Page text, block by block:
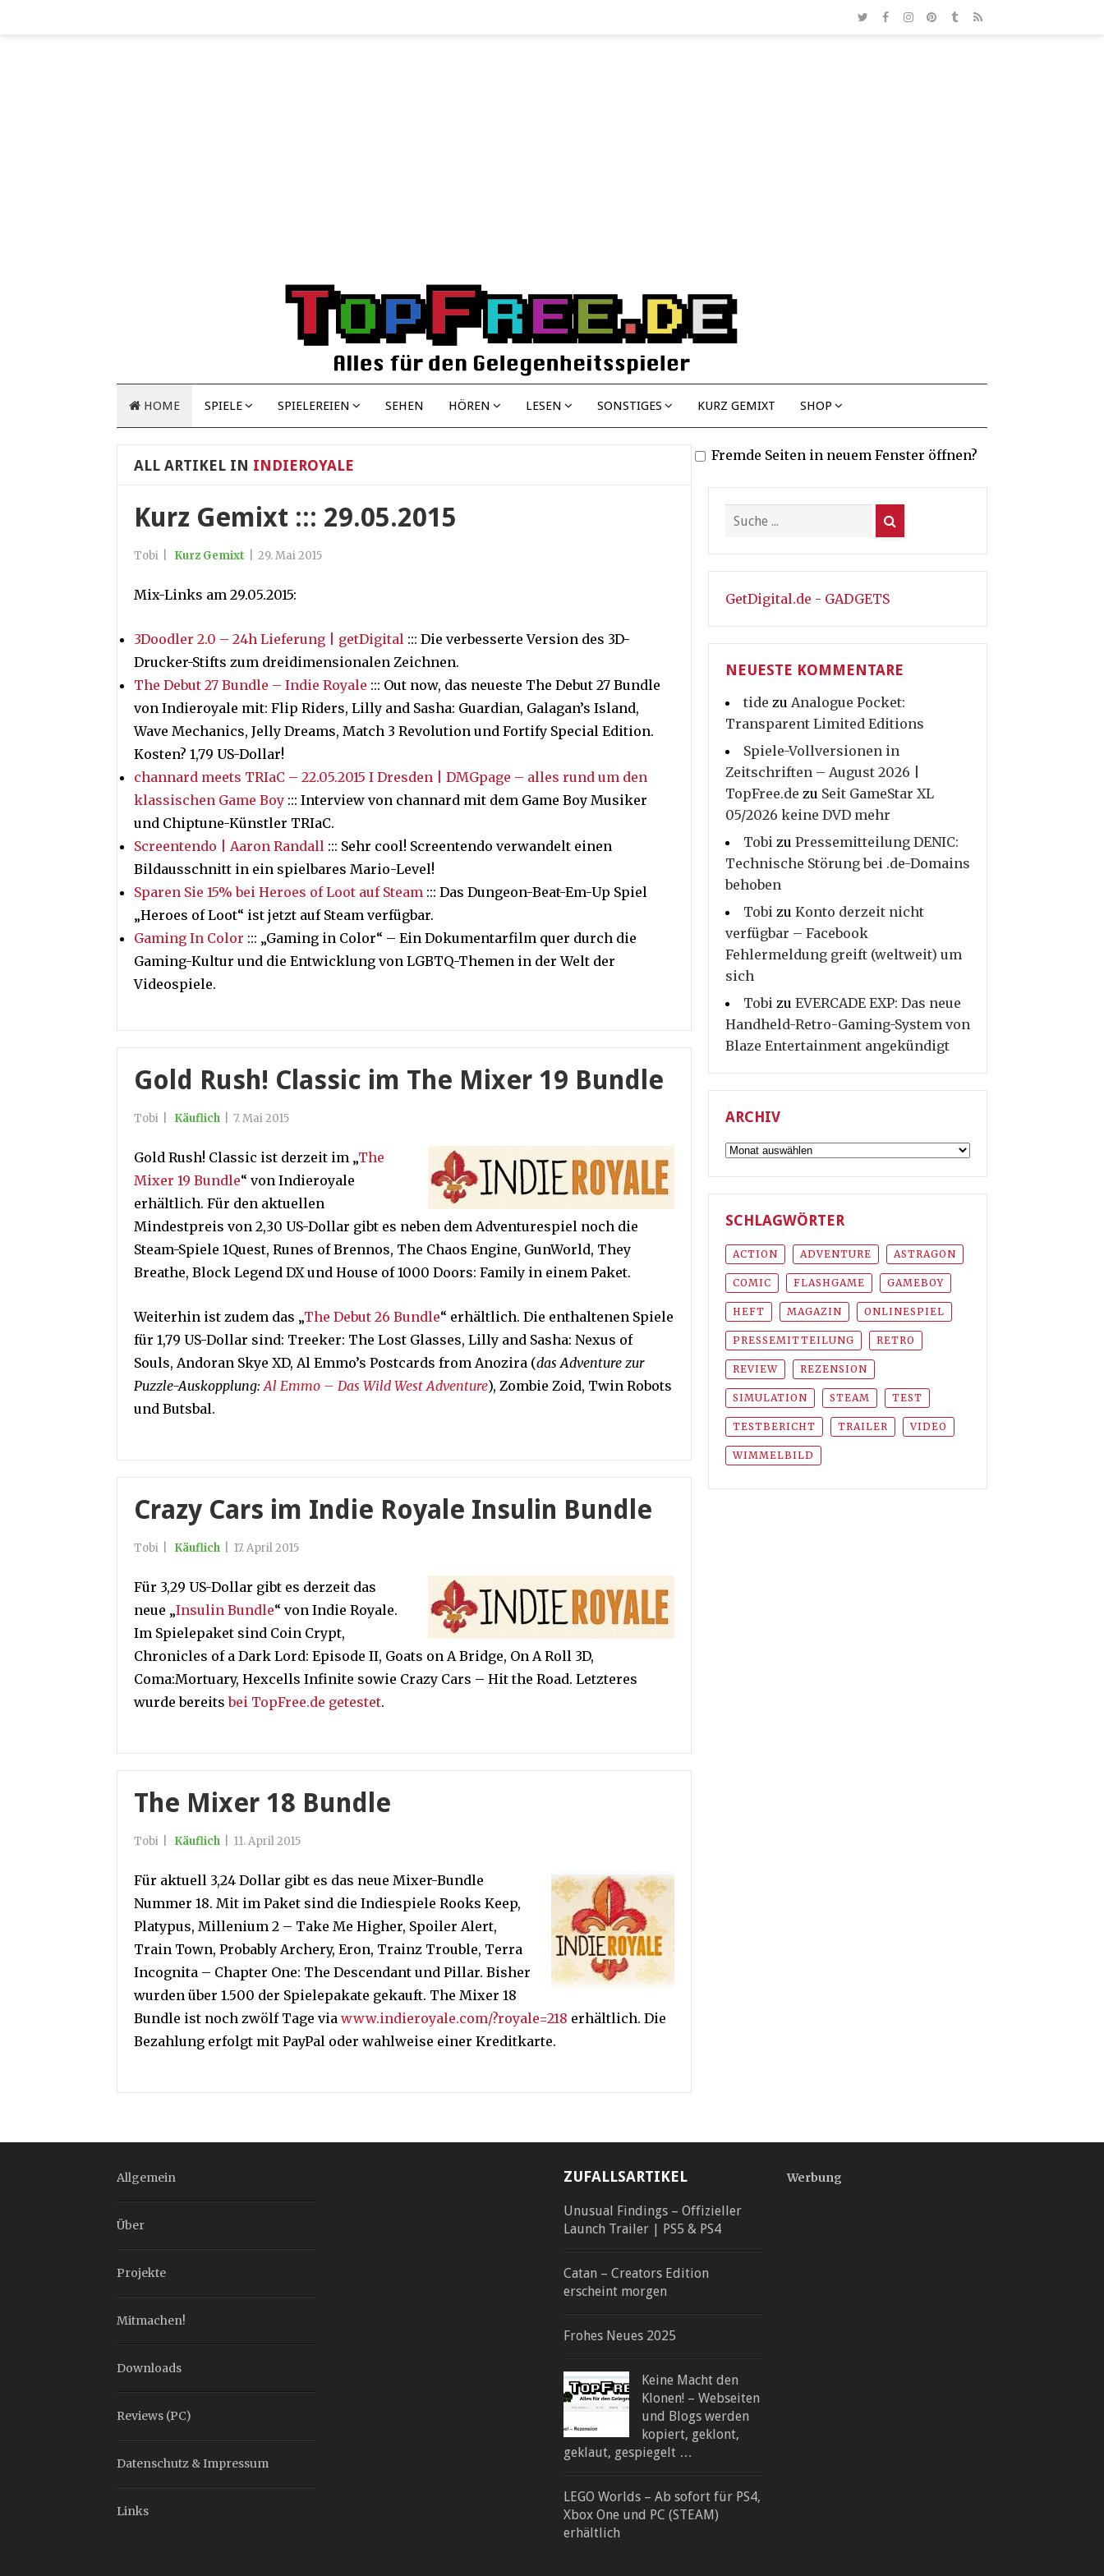
HOME SPIELE SPIELEREIEN SEHEN HÖREN LESEN SONSTIGES KURZ GEMIXT SHOP
ALL ARTIKEL IN INDIEROYALE
Kurz Gemixt ::: 29.05.2015
Tobi Kurz Gemixt 29. Mai 2015
Mix-Links am 29.05.2015:
3Doodler 2.0 – 24h Lieferung | getDigital ::: Die verbesserte Version des 3D-
Drucker-Stifts zum dreidimensionalen Zeichnen.
The Debut 27 Bundle – Indie Royale ::: Out now, das neueste The Debut 27 Bundle
von Indieroyale mit: Flip Riders, Lilly and Sasha: Guardian, Galagan’s Island,
Wave Mechanics, Jelly Dreams, Match 3 Revolution und Fortify Special Edition.
Kosten? 1,79 US-Dollar!
channard meets TRIaC – 22.05.2015 I Dresden | DMGpage – alles rund um den
klassischen Game Boy ::: Interview von channard mit dem Game Boy Musiker
und Chiptune-Künstler TRIaC.
Screentendo | Aaron Randall ::: Sehr cool! Screentendo verwandelt einen
Bildausschnitt in ein spielbares Mario-Level!
Sparen Sie 15% bei Heroes of Loot auf Steam ::: Das Dungeon-Beat-Em-Up Spiel
„Heroes of Loot“ ist jetzt auf Steam verfügbar.
Gaming In Color ::: „Gaming in Color“ – Ein Dokumentarfilm quer durch die
Gaming-Kultur und die Entwicklung von LGBTQ-Themen in der Welt der
Videospiele.
Gold Rush! Classic im The Mixer 19 Bundle
Tobi Käuflich 7. Mai 2015
Gold Rush! Classic ist derzeit im „The
Mixer 19 Bundle“ von Indieroyale
erhältlich. Für den aktuellen
Mindestpreis von 2,30 US-Dollar gibt es neben dem Adventurespiel noch die
Steam-Spiele 1Quest, Runes of Brennos, The Chaos Engine, GunWorld, They
Breathe, Block Legend DX und House of 1000 Doors: Family in einem Paket.
Weiterhin ist zudem das „The Debut 26 Bundle“ erhältlich. Die enthaltenen Spiele
für 1,79 US-Dollar sind: Treeker: The Lost Glasses, Lilly and Sasha: Nexus of
Souls, Andoran Skye XD, Al Emmo’s Postcards from Anozira (das Adventure zur
Puzzle-Auskopplung:Al Emmo – Das Wild West Adventure), Zombie Zoid, Twin Robots
und Butsbal.
Crazy Cars im Indie Royale Insulin Bundle
Tobi Käuflich 17. April 2015
Für 3,29 US-Dollar gibt es derzeit das
neue „Insulin Bundle“ von Indie Royale.
Im Spielepaket sind Coin Crypt,
Chronicles of a Dark Lord: Episode II, Goats on A Bridge, On A Roll 3D,
Coma:Mortuary, Hexcells Infinite sowie Crazy Cars – Hit the Road. Letzteres
wurde bereitsbei TopFree.de getestet.
The Mixer 18 Bundle
Tobi Käuflich 11. April 2015
Für aktuell 3,24 Dollar gibt es das neue Mixer-Bundle
Nummer 18. Mit im Paket sind die Indiespiele Rooks Keep,
Platypus, Millenium 2 – Take Me Higher, Spoiler Alert,
Train Town, Probably Archery, Eron, Trainz Trouble, Terra
Incognita – Chapter One: The Descendant und Pillar. Bisher
wurden über 1.500 der Spielepakate gekauft. The Mixer 18
Bundle ist noch zwölf Tage via www.indieroyale.com/?royale=218 erhältlich. Die
Bezahlung erfolgt mit PayPal oder wahlweise einer Kreditkarte.
Fremde Seiten in neuem Fenster öffnen?
GetDigital.de - GADGETS
NEUESTE KOMMENTARE
tide zu Analogue Pocket:
Transparent Limited Editions
Spiele-Vollversionen in
Zeitschriften – August 2026 |
TopFree.de zu Seit GameStar XL
05/2026 keine DVD mehr
Tobi zu Pressemitteilung DENIC:
Technische Störung bei .de-Domains
behoben
Tobi zu Konto derzeit nicht
verfügbar – Facebook
Fehlermeldung greift (weltweit) um
sich
Tobi zu EVERCADE EXP: Das neue
Handheld-Retro-Gaming-System von
Blaze Entertainment angekündigt
ARCHIV
Archiv
SCHLAGWÖRTER
ACTION ADVENTURE ASTRAGON
COMIC FLASHGAME GAMEBOY
HEFT MAGAZIN ONLINESPIEL
PRESSEMITTEILUNG RETRO
REVIEW REZENSION
SIMULATION STEAM TEST
TESTBERICHT TRAILER VIDEO
WIMMELBILD
Allgemein
Über
Projekte
Mitmachen!
Downloads
Reviews (PC)
Datenschutz & Impressum
Links
ZUFALLSARTIKEL
Unusual Findings – Offizieller
Launch Trailer | PS5 & PS4
Catan – Creators Edition
erscheint morgen
Frohes Neues 2025
Keine Macht den
Klonen! – Webseiten
und Blogs werden
kopiert, geklont,
geklaut, gespiegelt …
LEGO Worlds – Ab sofort für PS4,
Xbox One und PC (STEAM)
erhältlich
Werbung